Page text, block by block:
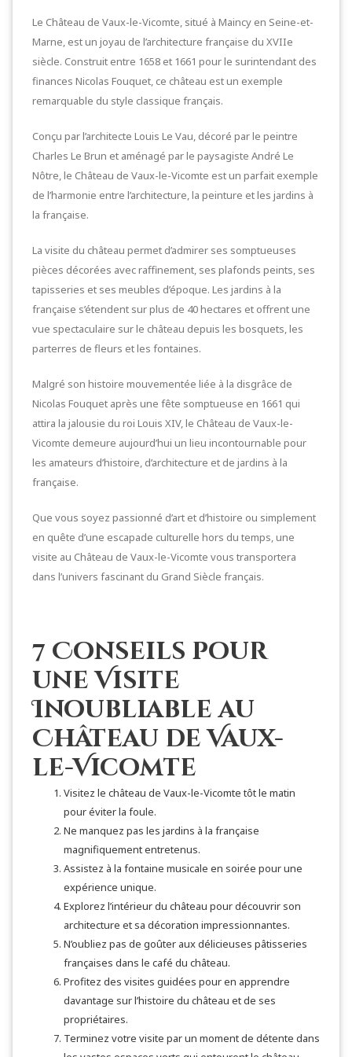
Le Château de Vaux-le-Vicomte, situé à Maincy en Seine-et-
Marne, est un joyau de l’architecture française du XVIIe
siècle. Construit entre 1658 et 1661 pour le surintendant des
finances Nicolas Fouquet, ce château est un exemple
remarquable du style classique français.
Conçu par l’architecte Louis Le Vau, décoré par le peintre
Charles Le Brun et aménagé par le paysagiste André Le
Nôtre, le Château de Vaux-le-Vicomte est un parfait exemple
de l’harmonie entre l’architecture, la peinture et les jardins à
la française.
La visite du château permet d’admirer ses somptueuses
pièces décorées avec raffinement, ses plafonds peints, ses
tapisseries et ses meubles d’époque. Les jardins à la
française s’étendent sur plus de 40 hectares et offrent une
vue spectaculaire sur le château depuis les bosquets, les
parterres de fleurs et les fontaines.
Malgré son histoire mouvementée liée à la disgrâce de
Nicolas Fouquet après une fête somptueuse en 1661 qui
attira la jalousie du roi Louis XIV, le Château de Vaux-le-
Vicomte demeure aujourd’hui un lieu incontournable pour
les amateurs d’histoire, d’architecture et de jardins à la
française.
Que vous soyez passionné d’art et d’histoire ou simplement
en quête d’une escapade culturelle hors du temps, une
visite au Château de Vaux-le-Vicomte vous transportera
dans l’univers fascinant du Grand Siècle français.
7 Conseils pour
une Visite
Inoubliable au
Château de Vaux-
le-Vicomte
Visitez le château de Vaux-le-Vicomte tôt le matin
pour éviter la foule.
Ne manquez pas les jardins à la française
magnifiquement entretenus.
Assistez à la fontaine musicale en soirée pour une
expérience unique.
Explorez l’intérieur du château pour découvrir son
architecture et sa décoration impressionnantes.
N’oubliez pas de goûter aux délicieuses pâtisseries
françaises dans le café du château.
Profitez des visites guidées pour en apprendre
davantage sur l’histoire du château et de ses
propriétaires.
Terminez votre visite par un moment de détente dans